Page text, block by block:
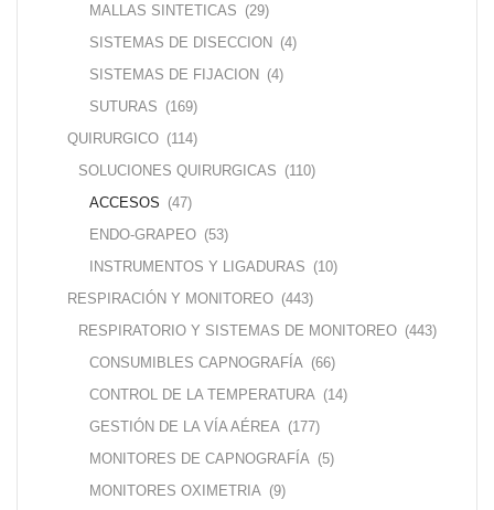
MALLAS SINTETICAS (29)
SISTEMAS DE DISECCION (4)
SISTEMAS DE FIJACION (4)
SUTURAS (169)
QUIRURGICO (114)
SOLUCIONES QUIRURGICAS (110)
ACCESOS (47)
ENDO-GRAPEO (53)
INSTRUMENTOS Y LIGADURAS (10)
RESPIRACIÓN Y MONITOREO (443)
RESPIRATORIO Y SISTEMAS DE MONITOREO (443)
CONSUMIBLES CAPNOGRAFÍA (66)
CONTROL DE LA TEMPERATURA (14)
GESTIÓN DE LA VÍA AÉREA (177)
MONITORES DE CAPNOGRAFÍA (5)
MONITORES OXIMETRIA (9)